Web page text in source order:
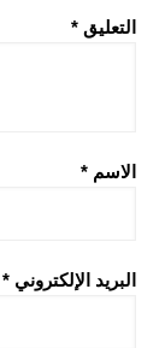
*
*
الإلكتروني*